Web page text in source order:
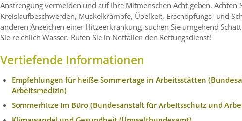
Anstrengung vermeiden und auf Ihre Mitmenschen Acht geben. Achten
Kreislaufbeschwerden, Muskelkrämpfe, Übelkeit, Erschöpfungs- und
anderen Anzeichen einer Hitzeerkrankung, suchen Sie umgehend
Sie reichlich Wasser. Rufen Sie in Notfällen den Rettungsdienst!
Vertiefende Informationen
Empfehlungen für heiße Sommertage in Arbeitsstätten
Arbeitsmedizin)
Sommerhitze im Büro (Bundesanstalt für Arbeitsschutz und